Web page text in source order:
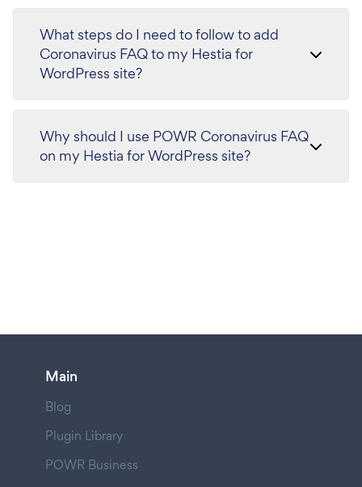
What steps do I need to follow to add
Coronavirus FAQ to my Hestia for
WordPress site?
Why should I use POWR Coronavirus FAQ
on my Hestia for WordPress site?
Main
Blog
Plugin Library
POWR Business